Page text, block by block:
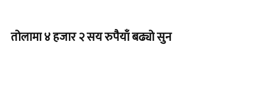
तोलामा ४ हजार २ सय रुपैयाँ बढ्यो सुन